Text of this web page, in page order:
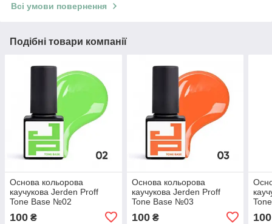
Всі умови повернення
Подібні товари компанії
Основа кольорова
каучукова Jerden Proff
Tone Base №02
100 ₴
Основа кольорова
каучукова Jerden Proff
Tone Base №03
Помаранчевий неон 5 мл
100₴ 100